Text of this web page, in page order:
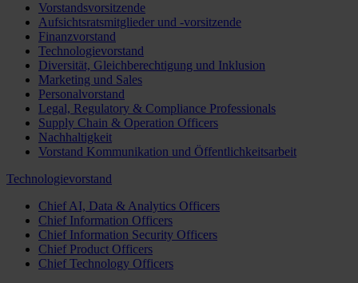
Vorstandsvorsitzende
Aufsichtsratsmitglieder und -vorsitzende
Finanzvorstand
Technologievorstand
Diversität, Gleichberechtigung und Inklusion
Marketing und Sales
Personalvorstand
Legal, Regulatory & Compliance Professionals
Supply Chain & Operation Officers
Nachhaltigkeit
Vorstand Kommunikation und Öffentlichkeitsarbeit
Technologievorstand
Chief AI, Data & Analytics Officers
Chief Information Officers
Chief Information Security Officers
Chief Product Officers
Chief Technology Officers